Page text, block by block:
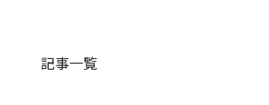
記事一覧